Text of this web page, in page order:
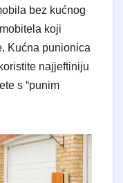
bez kućnog
koji
Kućna punionica
najjeftiniju
s “punim